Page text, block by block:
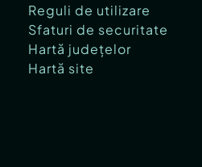
Reguli de utilizare
Sfaturi de securitate
Hartă județelor
Hartă site